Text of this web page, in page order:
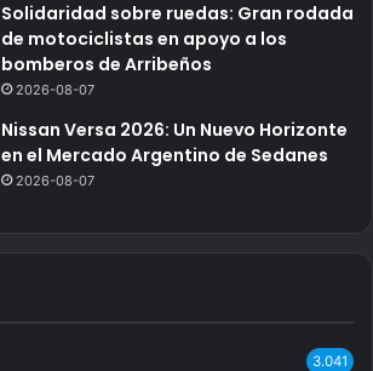
Solidaridad sobre ruedas: Gran rodada
de motociclistas en apoyo a los
bomberos de Arribeños
2026-08-07
Nissan Versa 2026: Un Nuevo Horizonte
en el Mercado Argentino de Sedanes
2026-08-07
3.041